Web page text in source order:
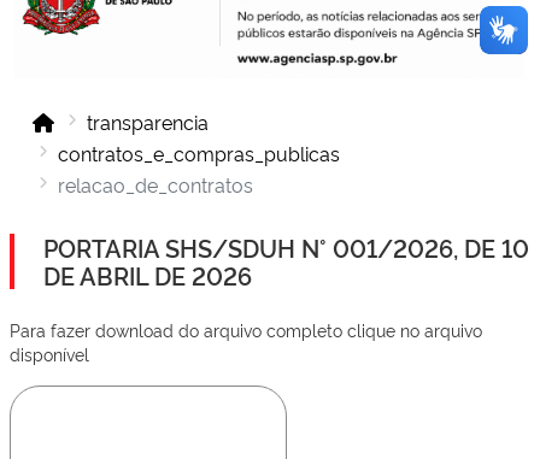
transparencia
contratos_e_compras_publicas
relacao_de_contratos
PORTARIA SHS/SDUH N° 001/2026, DE 10
DE ABRIL DE 2026
Para fazer download do arquivo completo clique no arquivo
disponível